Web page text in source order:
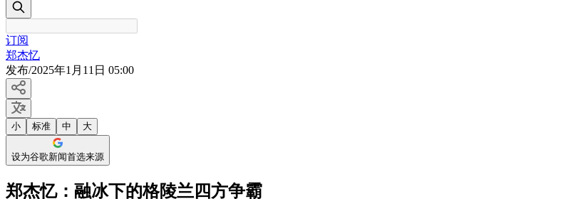
订阅
郑杰忆
发布/2025年1月11日 05:00
小 标准 中 大
设为谷歌新闻首选来源
郑杰忆：融冰下的格陵兰四方争霸